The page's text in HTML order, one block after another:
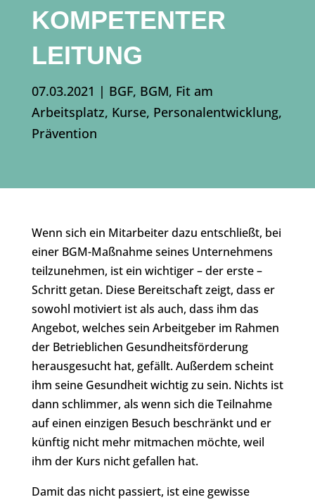
OMPETENTER L
EITUNG
07.03.2021 | BGF, BGM, Fit am
Arbeitsplatz, Kurse, Personalentwicklung,
Prävention
Wenn sich ein Mitarbeiter dazu entschließt, bei
einer BGM-Maßnahme seines Unternehmens
teilzunehmen, ist ein wichtiger – der erste –
Schritt getan. Diese Bereitschaft zeigt, dass er
sowohl motiviert ist als auch, dass ihm das
Angebot, welches sein Arbeitgeber im Rahmen
der Betrieblichen Gesundheitsförderung
herausgesucht hat, gefällt. Außerdem scheint
ihm seine Gesundheit wichtig zu sein. Nichts ist
dann schlimmer, als wenn sich die Teilnahme
auf einen einzigen Besuch beschränkt und er
künftig nicht mehr mitmachen möchte, weil
ihm der Kurs nicht gefallen hat.
Damit das nicht passiert, ist eine gewisse